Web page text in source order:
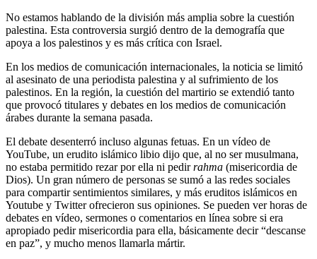
No estamos hablando de la división más amplia sobre la cuestión
palestina. Esta controversia surgió dentro de la demografía que
apoya a los palestinos y es más crítica con Israel.
En los medios de comunicación internacionales, la noticia se limitó
al asesinato de una periodista palestina y al sufrimiento de los
palestinos. En la región, la cuestión del martirio se extendió tanto
que provocó titulares y debates en los medios de comunicación
árabes durante la semana pasada.
El debate desenterró incluso algunas fetuas. En un vídeo de
YouTube, un erudito islámico libio dijo que, al no ser musulmana,
no estaba permitido rezar por ella ni pedirrahma (misericordia de
Dios). Un gran número de personas se sumó a las redes sociales
para compartir sentimientos similares, y más eruditos islámicos en
Youtube y Twitter ofrecieron sus opiniones. Se pueden ver horas de
debates en vídeo, sermones o comentarios en línea sobre si era
apropiado pedir misericordia para ella, básicamente decir “descanse
en paz”, y mucho menos llamarla mártir.